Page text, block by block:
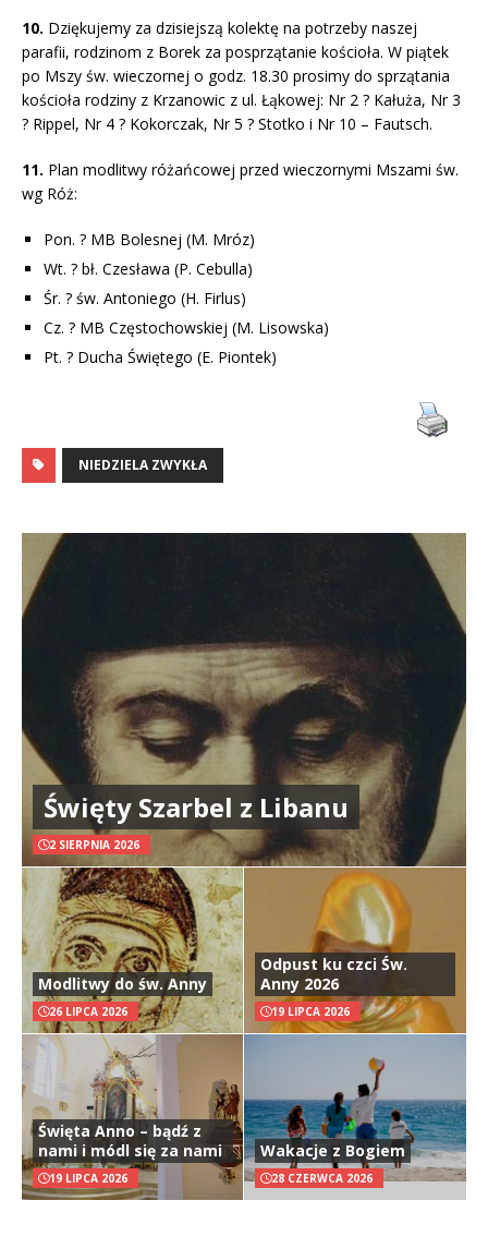
10. Dziękujemy za dzisiejszą kolektę na potrzeby naszej
parafii, rodzinom z Borek za posprzątanie kościoła. W piątek
po Mszy św. wieczornej o godz. 18.30 prosimy do sprzątania
kościoła rodziny z Krzanowic z ul. Łąkowej: Nr 2 ? Kałuża, Nr 3
? Rippel, Nr 4 ? Kokorczak, Nr 5 ? Stotko i Nr 10 – Fautsch.
11. Plan modlitwy różańcowej przed wieczornymi Mszami św.
wg Róż:
Pon. ? MB Bolesnej (M. Mróz)
Wt. ? bł. Czesława (P. Cebulla)
Śr. ? św. Antoniego (H. Firlus)
Cz. ? MB Częstochowskiej (M. Lisowska)
Pt. ? Ducha Świętego (E. Piontek)
NIEDZIELA ZWYKŁA
Święty Szarbel z Libanu
2 SIERPNIA 2026
Modlitwy do św. Anny
26 LIPCA 2026
Odpust ku czci Św.
Anny 2026
19 LIPCA 2026
Święta Anno – bądź z
nami i módl się za nami
19 LIPCA 2026
Wakacje z Bogiem
28 CZERWCA 2026